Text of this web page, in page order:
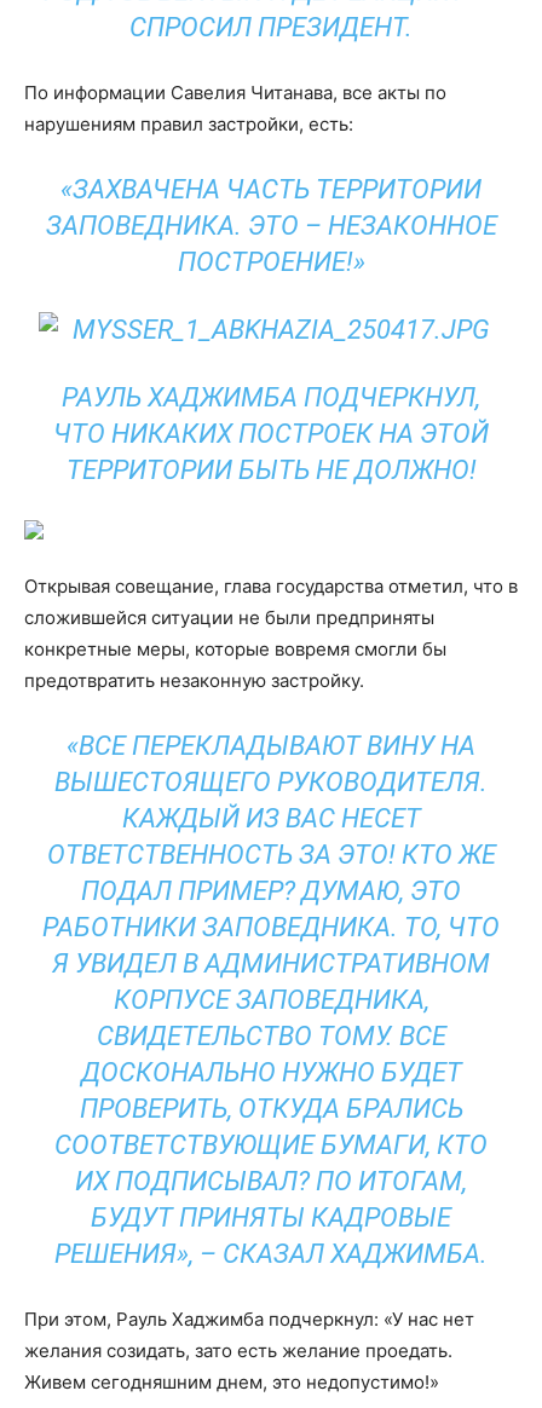
СПРОСИЛ ПРЕЗИДЕНТ.
По информации Савелия Читанава, все акты по
нарушениям правил застройки, есть:
«ЗАХВАЧЕНА ЧАСТЬ ТЕРРИТОРИИ
ЗАПОВЕДНИКА. ЭТО – НЕЗАКОННОЕ
ПОСТРОЕНИЕ!»
РАУЛЬ ХАДЖИМБА ПОДЧЕРКНУЛ,
ЧТО НИКАКИХ ПОСТРОЕК НА ЭТОЙ
ТЕРРИТОРИИ БЫТЬ НЕ ДОЛЖНО!
Открывая совещание, глава государства отметил, что в
сложившейся ситуации не были предприняты
конкретные меры, которые вовремя смогли бы
предотвратить незаконную застройку.
«ВСЕ ПЕРЕКЛАДЫВАЮТ ВИНУ НА
ВЫШЕСТОЯЩЕГО РУКОВОДИТЕЛЯ.
КАЖДЫЙ ИЗ ВАС НЕСЕТ
ОТВЕТСТВЕННОСТЬ ЗА ЭТО! КТО ЖЕ
ПОДАЛ ПРИМЕР? ДУМАЮ, ЭТО
РАБОТНИКИ ЗАПОВЕДНИКА. ТО, ЧТО
Я УВИДЕЛ В АДМИНИСТРАТИВНОМ
КОРПУСЕ ЗАПОВЕДНИКА,
СВИДЕТЕЛЬСТВО ТОМУ. ВСЕ
ДОСКОНАЛЬНО НУЖНО БУДЕТ
ПРОВЕРИТЬ, ОТКУДА БРАЛИСЬ
СООТВЕТСТВУЮЩИЕ БУМАГИ, КТО
ИХ ПОДПИСЫВАЛ? ПО ИТОГАМ,
БУДУТ ПРИНЯТЫ КАДРОВЫЕ
РЕШЕНИЯ», – СКАЗАЛ ХАДЖИМБА.
При этом, Рауль Хаджимба подчеркнул: «У нас нет
желания созидать, зато есть желание проедать.
Живем сегодняшним днем, это недопустимо!»